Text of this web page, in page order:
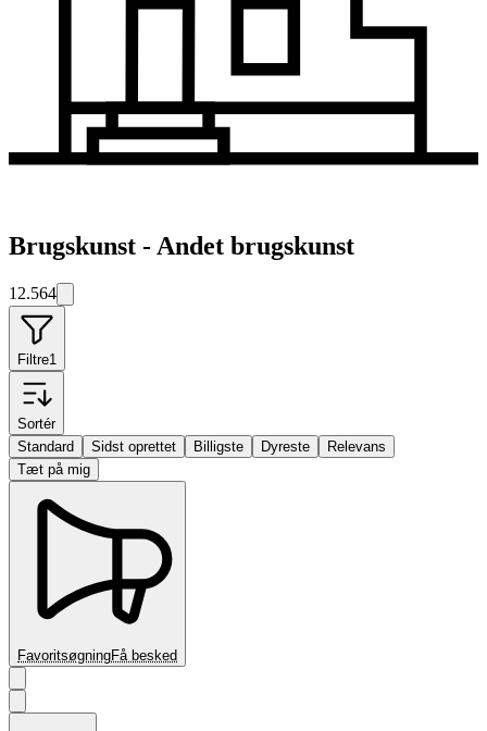
Brugskunst - Andet brugskunst
12.564
Filtre1
Sortér
Standard
Sidst oprettet Billigste Dyreste
Relevans
Tæt på mig
FavoritsøgningFå besked